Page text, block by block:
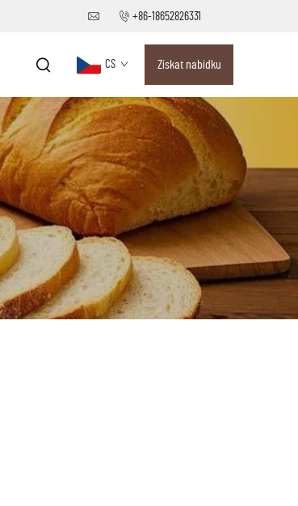
+86-18652826331
CS Získat nabídku